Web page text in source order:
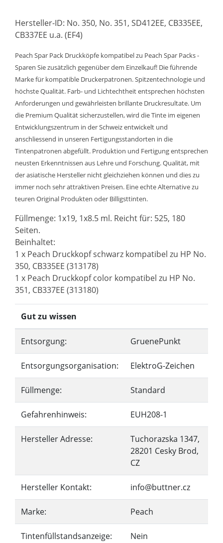
Hersteller-ID: No. 350, No. 351, SD412EE, CB335EE,
CB337EE u.a. (EF4)
Peach Spar Pack Druckköpfe kompatibel zu Peach Spar Packs -
Sparen Sie zusätzlich gegenüber dem Einzelkauf! Die führende
Marke für kompatible Druckerpatronen. Spitzentechnologie und
höchste Qualität. Farb- und Lichtechtheit entsprechen höchsten
Anforderungen und gewährleisten brillante Druckresultate. Um
die Premium Qualität sicherzustellen, wird die Tinte im eigenen
Entwicklungszentrum in der Schweiz entwickelt und
anschliessend in unseren Fertigungsstandorten in die
Tintenpatronen abgefüllt. Produktion und Fertigung entsprechen
neusten Erkenntnissen aus Lehre und Forschung. Qualität, mit
der asiatische Hersteller nicht gleichziehen können und dies zu
immer noch sehr attraktiven Preisen. Eine echte Alternative zu
teuren Original Produkten oder Billigsttinten.
Füllmenge: 1x19, 1x8.5 ml. Reicht für: 525, 180
Seiten.
Beinhaltet:
1 x Peach Druckkopf schwarz kompatibel zu HP No.
350, CB335EE (313178)
1 x Peach Druckkopf color kompatibel zu HP No.
351, CB337EE (313180)
Gut zu wissen
Entsorgung: GruenePunkt
Entsorgungsorganisation: ElektroG-Zeichen
Füllmenge: Standard
Gefahrenhinweis: EUH208-1
Hersteller Adresse:
Tuchorazska 1347,
28201 Cesky Brod,
CZ
Hersteller Kontakt: info@buttner.cz
Marke: Peach
Tintenfüllstandsanzeige: Nein